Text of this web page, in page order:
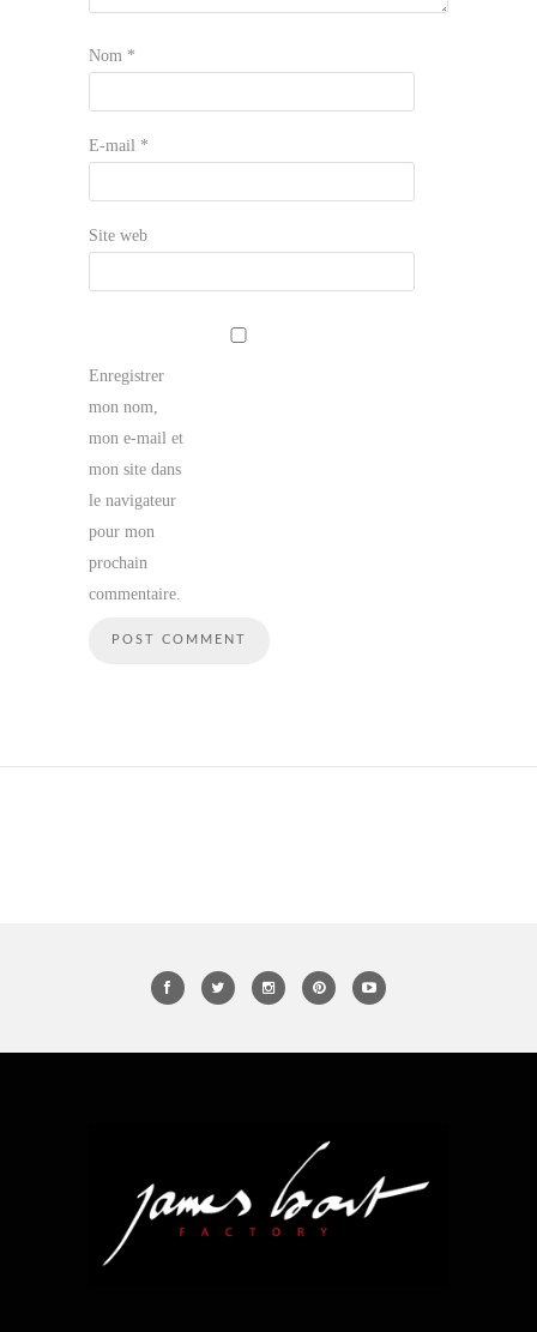
Nom *
E-mail *
Site web
Enregistrer
mon nom,
mon e-mail et
mon site dans
le navigateur
pour mon
prochain
commentaire.